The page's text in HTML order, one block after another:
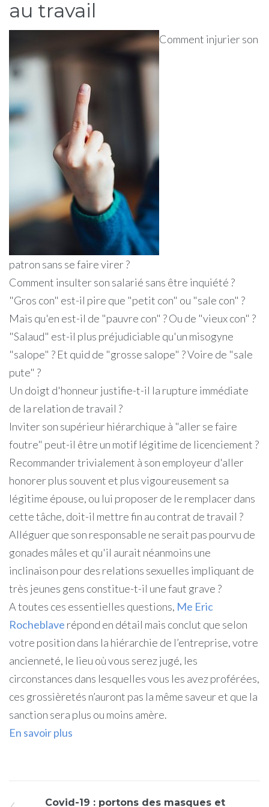
au travail
Comment injurier son
patron sans se faire virer ?
Comment insulter son salarié sans être inquiété ?
"Gros con" est-il pire que "petit con" ou "sale con" ?
Mais qu'en est-il de "pauvre con" ? Ou de "vieux con" ?
"Salaud" est-il plus préjudiciable qu'un misogyne
"salope" ? Et quid de "grosse salope" ? Voire de "sale
pute" ?
Un doigt d'honneur justifie-t-il la rupture immédiate
de la relation de travail ?
Inviter son supérieur hiérarchique à "aller se faire
foutre" peut-il être un motif légitime de licenciement ?
Recommander trivialement à son employeur d'aller
honorer plus souvent et plus vigoureusement sa
légitime épouse, ou lui proposer de le remplacer dans
cette tâche, doit-il mettre fin au contrat de travail ?
Alléguer que son responsable ne serait pas pourvu de
gonades mâles et qu'il aurait néanmoins une
inclinaison pour des relations sexuelles impliquant de
très jeunes gens constitue-t-il une faut grave ?
A toutes ces essentielles questions, Me Eric
Rocheblave répond en détail mais conclut que selon
votre position dans la hiérarchie de l’entreprise, votre
ancienneté, le lieu où vous serez jugé, les
circonstances dans lesquelles vous les avez proférées,
ces grossièretés n’auront pas la même saveur et que la
sanction sera plus ou moins amère.
En savoir plus
Covid-19 : portons des masques et